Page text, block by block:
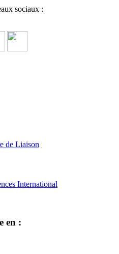
sociaux :
de Liaison
International
en :